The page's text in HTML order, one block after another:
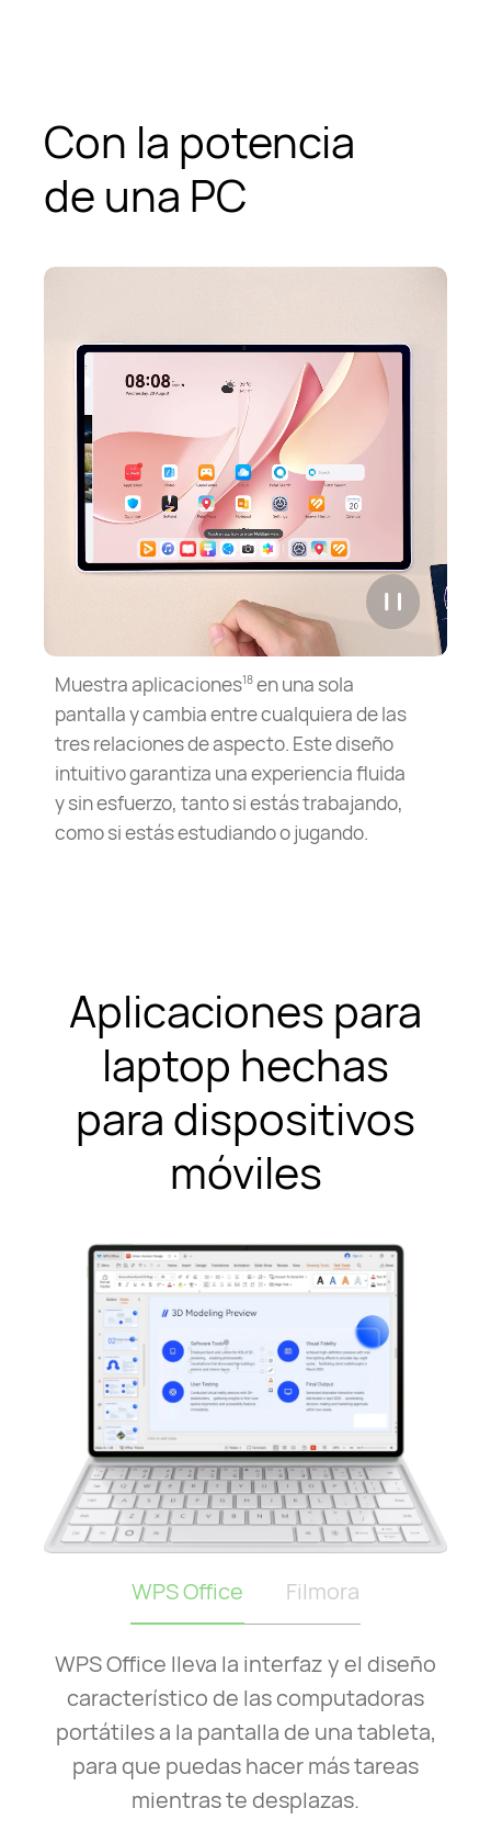
Con la potencia
de una PC
Muestra aplicaciones18en una sola
pantalla y cambia entre cualquiera de las
tres relaciones de aspecto. Este diseño
intuitivo garantiza una experiencia fluida
y sin esfuerzo, tanto si estás trabajando,
como si estás estudiando o jugando.
Aplicaciones para
laptop hechas
para dispositivos
móviles
WPS Office Filmora
WPS Office lleva la interfaz y el diseño
característico de las computadoras
portátiles a la pantalla de una tableta,
para que puedas hacer más tareas
mientras te desplazas.